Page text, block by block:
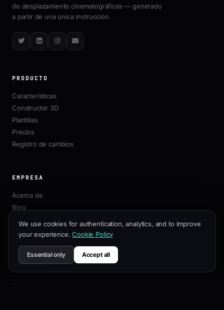
de desplazamiento cinematográficas — generado
a partir de una única instrucción.
TwitterLinkedInInstagram
Email
PRODUCTO
Características
Constructor 3D
Plantillas
Precios
Registro de cambios
EMPRESA
Acerca de
Blog
Contacto
RECURSOS
Documentación
We use cookies for authentication, analytics, and to improve
your experience. Cookie Policy
Essential only Accept all